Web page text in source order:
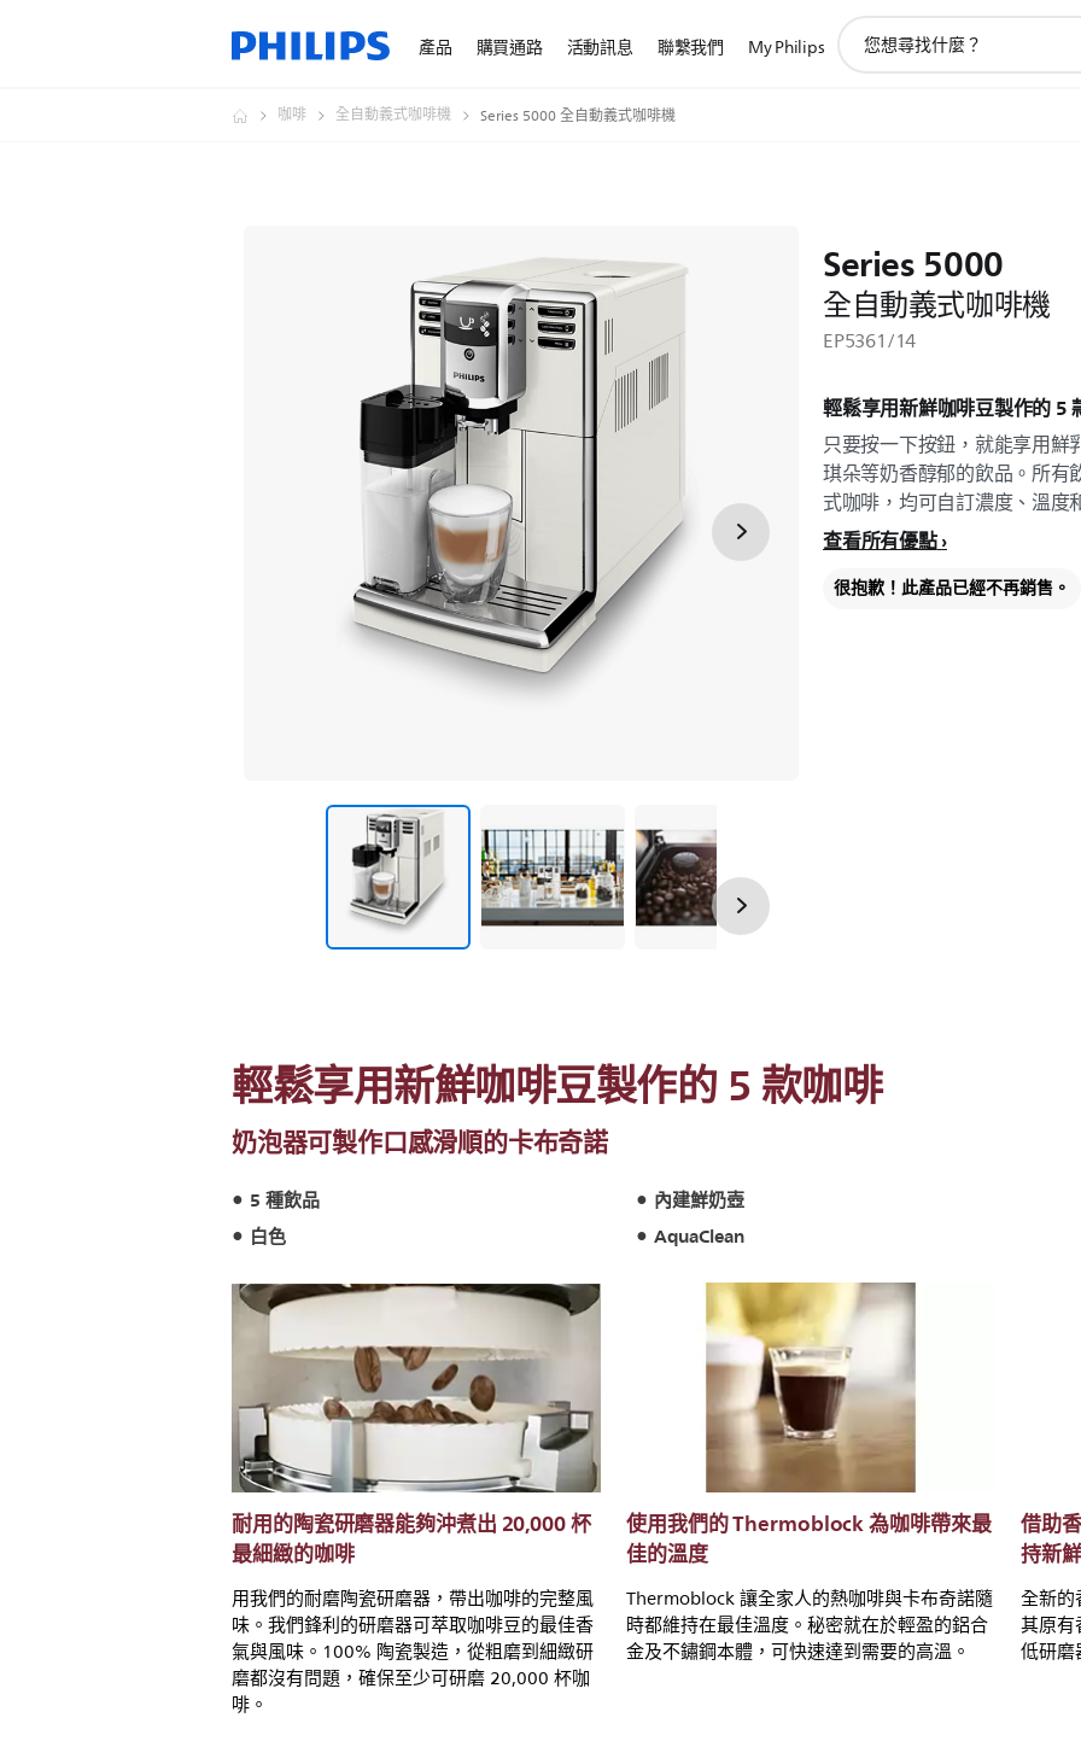
產品 購買通路 活動訊息 聯繫我們 My Philips
咖啡 全自動義式咖啡機 Series 5000 全自動義式咖啡機
Series 5000
全自動義式咖啡機
EP5361/14
輕鬆享用新鮮咖啡豆製作的 5
只要按一下按鈕，就能享用
琪朵等奶香醇郁的飲品。所有
式咖啡，均可自訂濃度、溫度
查看所有優點
很抱歉！此產品已經不再銷售。
輕鬆享用新鮮咖啡豆製作的 5 款咖啡
奶泡器可製作口感滑順的卡布奇諾
5 種飲品
內建鮮奶壺
白色
AquaClean
耐用的陶瓷研磨器能夠沖煮出 20,000 杯
最細緻的咖啡
用我們的耐磨陶瓷研磨器，帶出咖啡的完整風
味。我們鋒利的研磨器可萃取咖啡豆的最佳香
氣與風味。100% 陶瓷製造，從粗磨到細緻研
磨都沒有問題，確保至少可研磨 20,000 杯咖
啡。
使用我們的 Thermoblock 為咖啡帶來最
佳的溫度
Thermoblock 讓全家人的熱咖啡與卡布奇諾隨
時都維持在最佳溫度。秘密就在於輕盈的鋁合
金及不鏽鋼本體，可快速達到需要的高溫。
借助
持新
全新
其原
低研